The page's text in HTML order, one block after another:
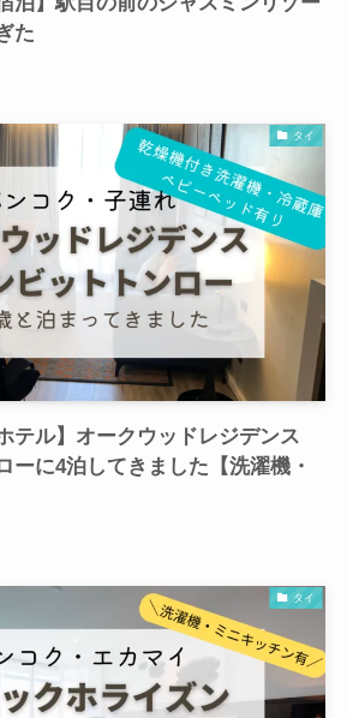
た
タイ
テル】オークウッドレジデンス
ーに4泊してきました【洗濯機・
タイ